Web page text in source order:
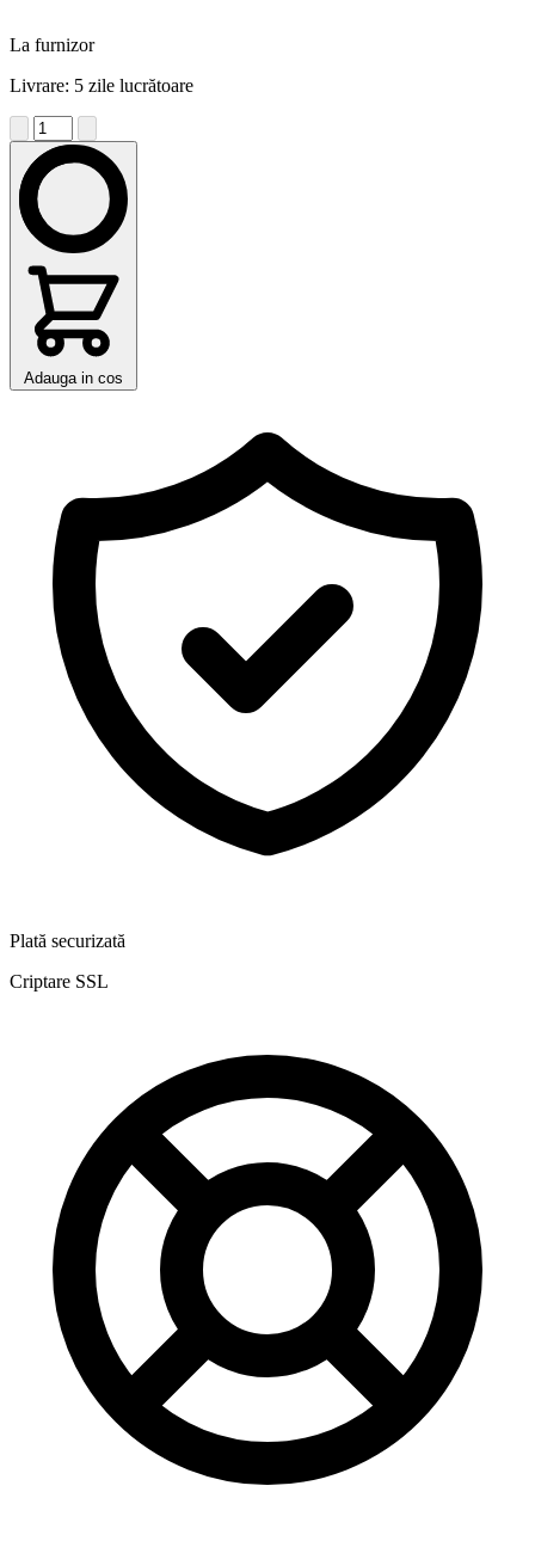
La furnizor
Livrare: 5 zile lucrătoare
Adauga in cos
Plată securizată
Criptare SSL